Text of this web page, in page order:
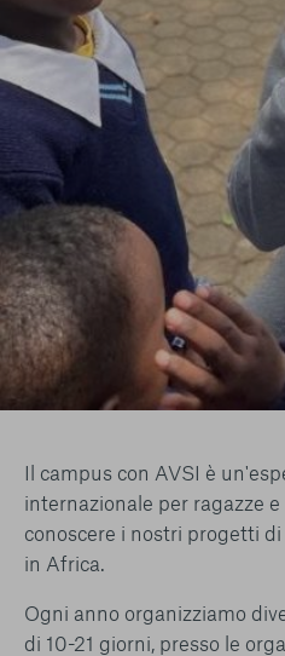
per il funzionamento della
conto del fatto che il blocco di
condizionare l’esperienza
funzionamento. Premendo
selezione relativa ai cookie
stata selezionata alcuna
equivarrà a rifiutare tutti i
possibile consultare la nostra
Cookie strettamente necessari
Cookie di analisi
Cookies di marketing
Il campus con AVSI è
internazionale per ragazze
conoscere i nostri progetti
in Africa.
Ogni anno organizziamo
di 10-21 giorni, presso le